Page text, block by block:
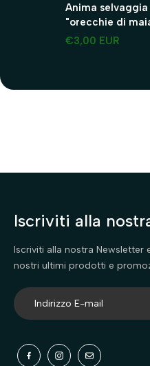
Anima
"orecchie di
maiale 2 pezzi
€3,00 EUR
Iscriviti alla
Iscriviti alla nostra Newsletter
nostri ultimi prodotti e